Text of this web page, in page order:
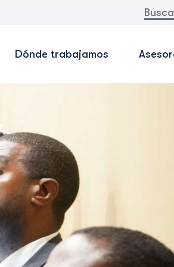
Buscar:
Dónde trabajamos